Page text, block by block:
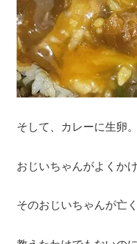
そして、カレーに生卵
おじいちゃんがよくか
そのおじいちゃんが亡